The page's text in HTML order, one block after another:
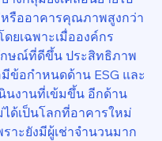
รืออาคารคุณภาพสูงกว่า
ดยเฉพาะเมื่อองค์กร
ษณ์ที่ดีขึ้น ประสิทธิภาพ
ข้อกำหนดด้าน ESG และ
นงานที่เข้มขึ้น อีกด้าน
ด้เป็นโลกที่อาคารใหม่
าะยังมีผู้เช่าจำนวนมาก